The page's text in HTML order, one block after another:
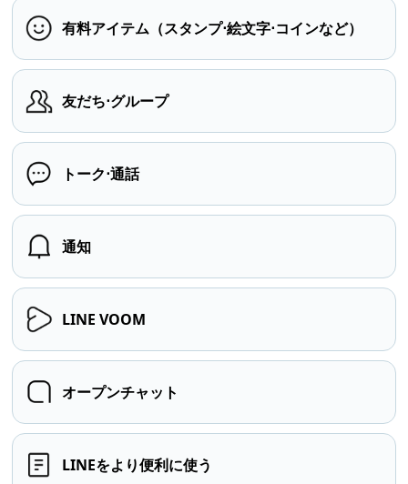
有料アイテム（スタンプ⋅絵文字⋅コインなど）
友だち⋅グループ
トーク⋅通話
通知
LINE VOOM
オープンチャット
LINEをより便利に使う